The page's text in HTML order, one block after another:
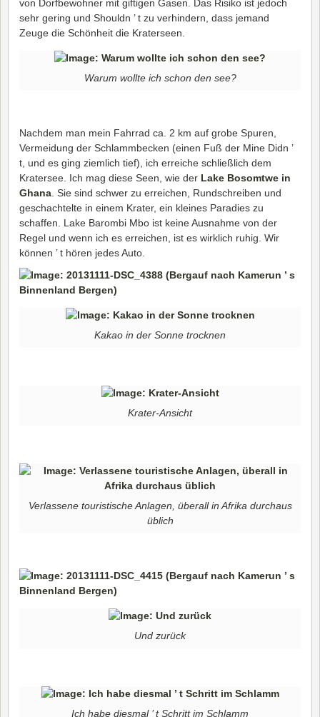
von Dorfbewohner mit giftigen Gasen. Das Risiko ist jedoch
sehr gering und Shouldn ’ t zu verhindern, dass jemand
Zeuge die Schönheit die Kraterseen.
Warum wollte ich schon den see?
Nachdem man mein Fahrrad ca. 2 km auf grobe Spuren,
Vermeidung der Schlammbecken (einen Fuß der Mine Didn ’
t, und es ging ziemlich tief), ich erreiche schließlich dem
Kratersee. Ich mag diese Seen, wie der Lake Bosomtwe in
Ghana . Sie sind schwer zu erreichen, Rundschreiben und
geschachtelte in einem Krater, ein kleines Paradies zu
schaffen. Lake Barombi Mbo ist keine Ausnahme von der
Regel und wenn ich es erreichen, ist es wirklich ruhig. Wir
können ’ t hören jedes Auto.
Kakao in der Sonne trocknen
Krater-Ansicht
Verlassene touristische Anlagen, überall in Afrika durchaus
üblich
Und zurück
Ich habe diesmal ’ t Schritt im Schlamm